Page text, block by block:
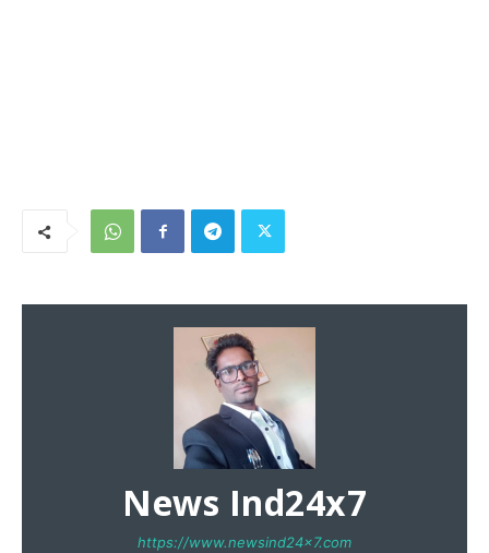
News Ind24x7
https://www.newsind24x7.com